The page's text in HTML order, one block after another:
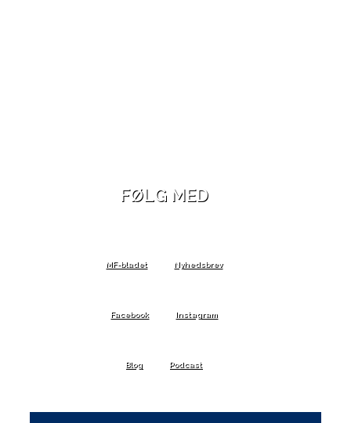
FØLG MED
MF-bladet Nyhedsbrev
Facebook Instagram
Blog Podcast